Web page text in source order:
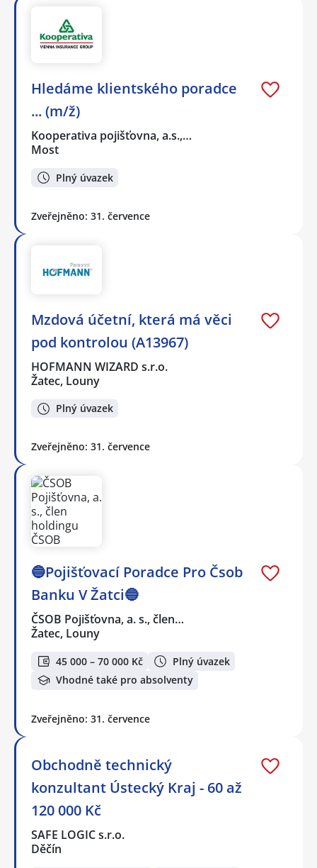
Hledáme klientského poradce
... (m/ž)
Kooperativa pojišťovna, a.s.,…
Most
Plný úvazek
Zveřejněno: 31. července
Mzdová účetní, která má věci
pod kontrolou (A13967)
HOFMANN WIZARD s.r.o.
Žatec, Louny
Plný úvazek
Zveřejněno: 31. července
🔵Pojišťovací Poradce Pro Čsob
Banku V Žatci🔵
ČSOB Pojišťovna, a. s., člen…
Žatec, Louny
45 000 – 70 000 Kč
Plný úvazek
Vhodné také pro absolventy
Zveřejněno: 31. července
Obchodně technický
konzultant Ústecký Kraj - 60 až
120 000 Kč
SAFE LOGIC s.r.o.
Děčín